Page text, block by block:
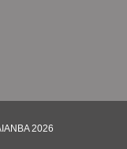
2026